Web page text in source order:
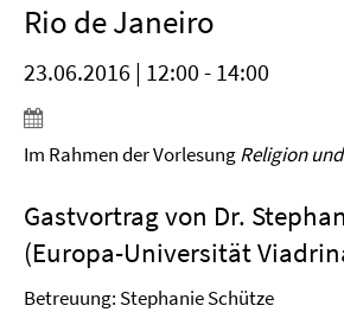
Rio de Janeiro
23.06.2016 | 12:00 - 14:00
Im Rahmen der VorlesungReligion
Gastvortrag von Dr.
(Europa-Universität
Betreuung: Stephanie Schütze